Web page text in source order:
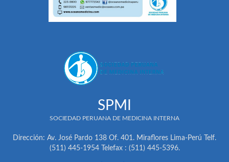
SPMI
SOCIEDAD PERUANA DE MEDICINA INTERNA
Dirección: Av. José Pardo 138 Of. 401. Miraflores Lima-Perú Telf.
(511) 445-1954 Telefax : (511) 445-5396.